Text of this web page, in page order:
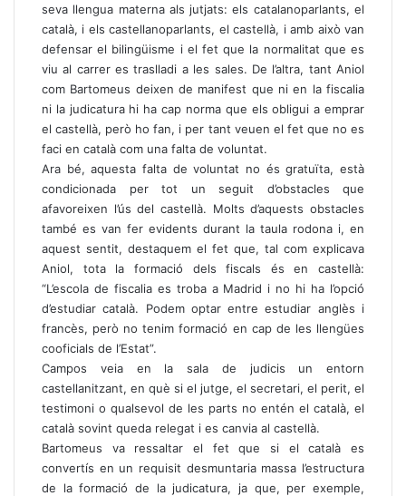
seva llengua materna als jutjats: els catalanoparlants, el
català, i els castellanoparlants, el castellà, i amb això van
defensar el bilingüisme i el fet que la normalitat que es
viu al carrer es traslladi a les sales. De l’altra, tant Aniol
com Bartomeus deixen de manifest que ni en la fiscalia
ni la judicatura hi ha cap norma que els obligui a emprar
el castellà, però ho fan, i per tant veuen el fet que no es
faci en català com una falta de voluntat.
Ara bé, aquesta falta de voluntat no és gratuïta, està
condicionada per tot un seguit d’obstacles que
afavoreixen l’ús del castellà. Molts d’aquests obstacles
també es van fer evidents durant la taula rodona i, en
aquest sentit, destaquem el fet que, tal com explicava
Aniol, tota la formació dels fiscals és en castellà:
“L’escola de fiscalia es troba a Madrid i no hi ha l’opció
d’estudiar català. Podem optar entre estudiar anglès i
francès, però no tenim formació en cap de les llengües
cooficials de l’Estat”.
Campos veia en la sala de judicis un entorn
castellanitzant, en què si el jutge, el secretari, el perit, el
testimoni o qualsevol de les parts no entén el català, el
català sovint queda relegat i es canvia al castellà.
Bartomeus va ressaltar el fet que si el català es
convertís en un requisit desmuntaria massa l’estructura
de la formació de la judicatura, ja que, per exemple,